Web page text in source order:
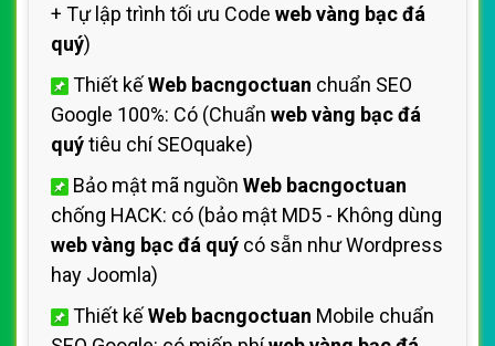
+ Tự lập trình tối ưu Code web vàng bạc đá
quý)
Thiết kếWeb bacngoctuan chuẩn SEO
Google 100%: Có (Chuẩn web vàng bạc đá
quýtiêu chí SEOquake)
Bảo mật mã nguồn Web bacngoctuan
chống HACK: có (bảo mật MD5 - Không dùng
web vàng bạc đá quý có sẵn như Wordpress
hay Joomla)
Thiết kếWeb bacngoctuan Mobile chuẩn